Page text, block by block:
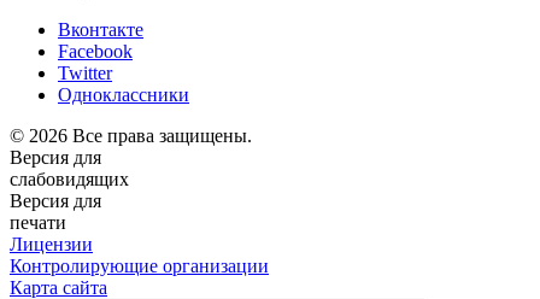
Вконтакте
Facebook
Twitter
Одноклассники
© 2026 Все права защищены.
Версия для
слабовидящих
Версия для
печати
Лицензии
Контролирующие организации
Карта сайта